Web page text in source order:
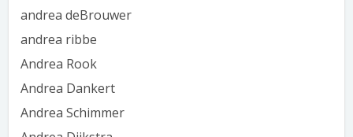
andrea deBrouwer
andrea ribbe
Andrea Rook
Andrea Dankert
Andrea Schimmer